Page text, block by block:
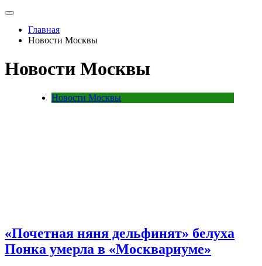
Главная
Новости Москвы
Новости Москвы
Новости Москвы
«Почетная няня дельфинят» белуха
Понка умерла в «Москвариуме»